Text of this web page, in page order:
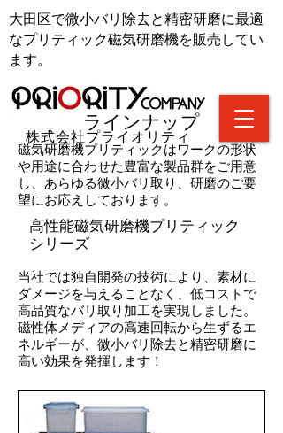
​株式会社プライオリティ
大田区で微小バリ除去と精密研磨に最適
なプリティック磁気研磨機を販売してい
ます。
ラインナップ
磁気研磨機プリティックはワークの形状
や用途に合わせた豊富な製品群をご用意
し、あらゆる微小バリ取り、研磨のご要
望にお応えしております。
高性能磁気研磨機プリティック
シリーズ
当社では独自開発の技術により、素材に
ダメージを与えることなく、低コストで
高品質なバリ取り加工を実現しました。
磁性体メディアの高速回転から生ずるエ
ネルギーが、微小バリ除去と精密研磨に
高い効果を発揮します！